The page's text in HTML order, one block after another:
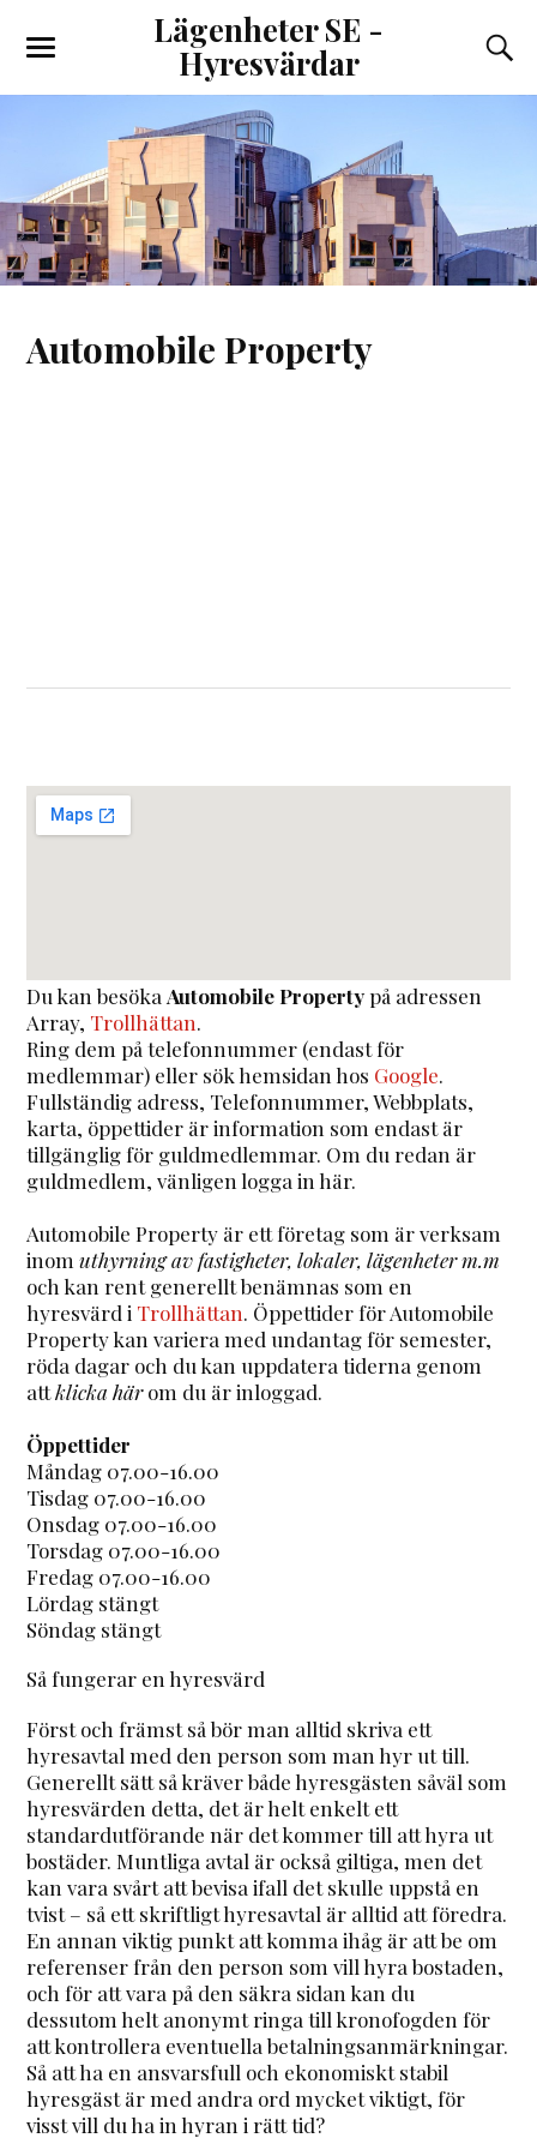
Lägenheter SE -
Hyresvärdar
Automobile Property
Du kan besökaAutomobile Propertypå adressen
Array, Trollhättan.
Ring dem på telefonnummer (endast för
medlemmar) eller sök hemsidan hos Google.
Fullständig adress, Telefonnummer, Webbplats,
karta, öppettider är information som endast är
tillgänglig för guldmedlemmar. Om du redan är
guldmedlem, vänligen logga in här.
Automobile Property är ett företag som är verksam
inomuthyrning av fastigheter, lokaler, lägenheter m.m
och kan rent generellt benämnas som en
hyresvärd i Trollhättan. Öppettider för Automobile
Property kan variera med undantag för semester,
röda dagar och du kan uppdatera tiderna genom
attklicka härom du är inloggad.
Öppettider
Måndag 07.00-16.00
Tisdag 07.00-16.00
Onsdag 07.00-16.00
Torsdag 07.00-16.00
Fredag 07.00-16.00
Lördag stängt
Söndag stängt
Så fungerar en hyresvärd
Först och främst så bör man alltid skriva ett
hyresavtal med den person som man hyr ut till.
Generellt sätt så kräver både hyresgästen såväl som
hyresvärden detta, det är helt enkelt ett
standardutförande när det kommer till att hyra ut
bostäder. Muntliga avtal är också giltiga, men det
kan vara svårt att bevisa ifall det skulle uppstå en
tvist – så ett skriftligt hyresavtal är alltid att föredra.
En annan viktig punkt att komma ihåg är att be om
referenser från den person som vill hyra bostaden,
och för att vara på den säkra sidan kan du
dessutom helt anonymt ringa till kronofogden för
att kontrollera eventuella betalningsanmärkningar.
Så att ha en ansvarsfull och ekonomiskt stabil
hyresgäst är med andra ord mycket viktigt, för
visst vill du ha in hyran i rätt tid?